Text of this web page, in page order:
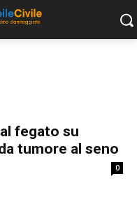
fegato su
tumore al seno
0